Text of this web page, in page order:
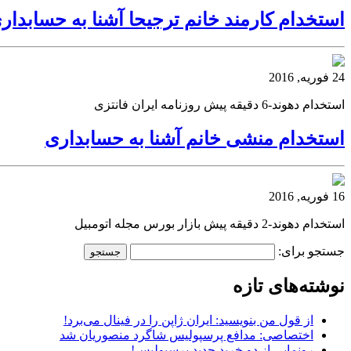
استخدام کارمند خانم ترجیحا آشنا به
24 فوریه, 2016
استخدام دهوند-6 دقیقه پیش روزنامه ایران فانتزی
استخدام منشی خانم آشنا به حسابداری
16 فوریه, 2016
استخدام دهوند-2 دقیقه پیش بازار بورس مجله اتومبیل
جستجو برای:
نوشته‌های تازه
از قول من بنویسید: ایران ژاپن را در فینال می‌برد!
اختصاصی: مدافع پرسپولیس شاگرد منصوریان شد